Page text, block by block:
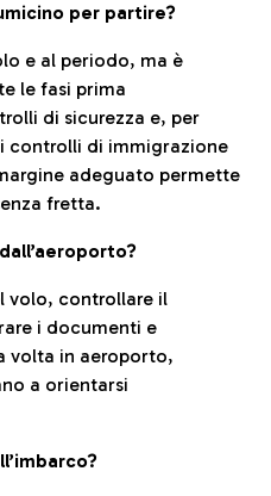
per partire?
e al periodo, ma è
le fasi prima
di sicurezza e, per
controlli di immigrazione
adeguato permette
fretta.
volo, controllare il
i documenti e
volta in aeroporto,
a orientarsi